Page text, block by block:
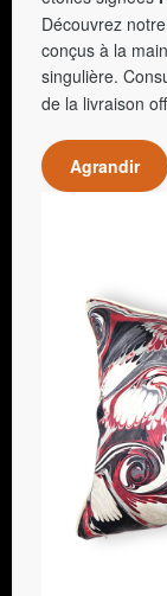
Découvrez
conçus à la
singulière.
de la livraison
Agrandir